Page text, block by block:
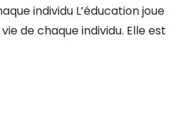
individu L’éducation joue
de chaque individu. Elle est